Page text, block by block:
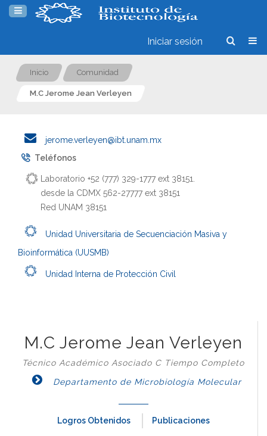
Iniciar sesión
Inicio Comunidad
M.C Jerome Jean Verleyen
jerome.verleyen@ibt.unam.mx
Teléfonos
Laboratorio +52 (777) 329-1777 ext 38151.
desde la CDMX 562-27777 ext 38151
Red UNAM 38151
Unidad Universitaria de Secuenciación Masiva y
Bioinformática (UUSMB)
Unidad Interna de Protección Civil
M.C Jerome Jean Verleyen
Técnico Académico Asociado C Tiempo Completo
Departamento de Microbiología Molecular
Logros Obtenidos Publicaciones